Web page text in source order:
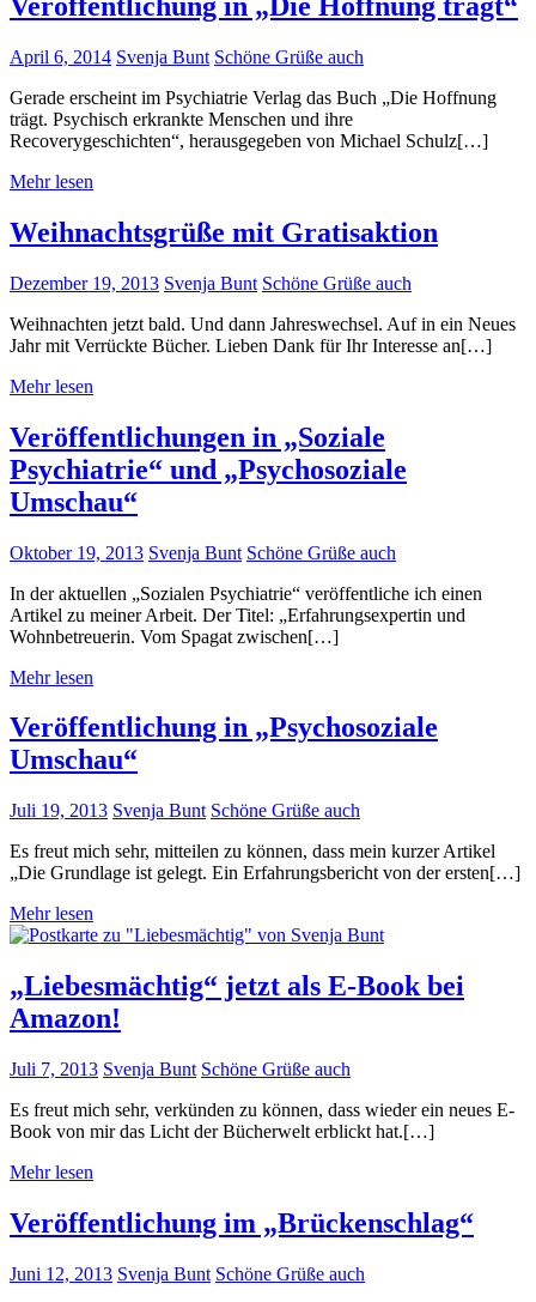
April 6, 2014 Svenja Bunt Schöne Grüße auch
Gerade erscheint im Psychiatrie Verlag das Buch „Die Hoffnung
trägt. Psychisch erkrankte Menschen und ihre
Recoverygeschichten“, herausgegeben von Michael Schulz[…]
Mehr lesen
Weihnachtsgrüße mit Gratisaktion
Dezember 19, 2013 Svenja Bunt Schöne Grüße auch
Weihnachten jetzt bald. Und dann Jahreswechsel. Auf in ein Neues
Jahr mit Verrückte Bücher. Lieben Dank für Ihr Interesse an[…]
Mehr lesen
Veröffentlichungen in „Soziale
Psychiatrie“ und „Psychosoziale
Umschau“
Oktober 19, 2013 Svenja Bunt Schöne Grüße auch
In der aktuellen „Sozialen Psychiatrie“ veröffentliche ich einen
Artikel zu meiner Arbeit. Der Titel: „Erfahrungsexpertin und
Wohnbetreuerin. Vom Spagat zwischen[…]
Mehr lesen
Veröffentlichung in „Psychosoziale
Umschau“
Juli 19, 2013 Svenja Bunt Schöne Grüße auch
Es freut mich sehr, mitteilen zu können, dass mein kurzer Artikel
„Die Grundlage ist gelegt. Ein Erfahrungsbericht von der ersten[…]
Mehr lesen
„Liebesmächtig“ jetzt als E-Book bei
Amazon!
Juli 7, 2013 Svenja Bunt Schöne Grüße auch
Es freut mich sehr, verkünden zu können, dass wieder ein neues E-
Book von mir das Licht der Bücherwelt erblickt hat.[…]
Mehr lesen
Veröffentlichung im „Brückenschlag“
Juni 12, 2013 Svenja Bunt Schöne Grüße auch